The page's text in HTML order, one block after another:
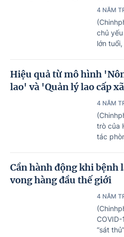
4 NĂM
chủ
lớn
Hiệu quả từ mô hình
lao' và 'Quản lý lao cấp
4 NĂM
trò của
tác
Cần hành động khi bệnh
vong hàng đầu thế giới
4 NĂM
“sát